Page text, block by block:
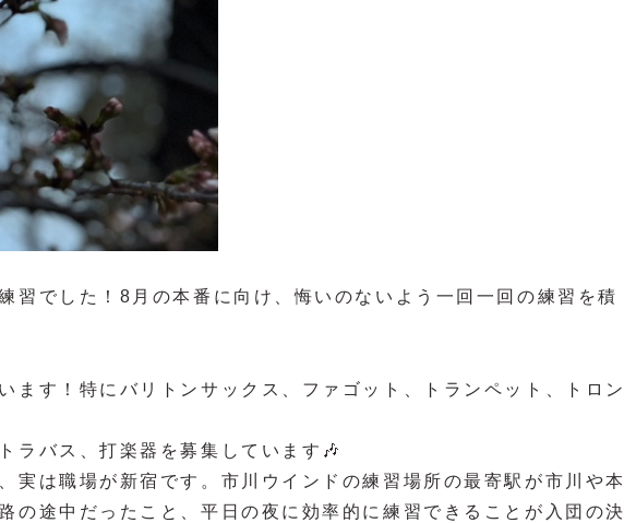
習でした！8月の本番に向け、悔いのないよう一回一回の練習を積
ます！特にバリトンサックス、ファゴット、トランペット、トロン
ラバス、打楽器を募集しています🎶
実は職場が新宿です。市川ウインドの練習場所の最寄駅が市川や本
の途中だったこと、平日の夜に効率的に練習できることが入団の決